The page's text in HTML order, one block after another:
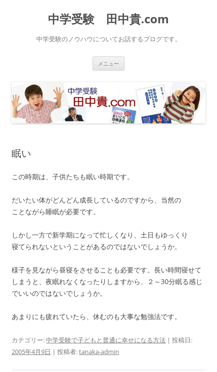
中学受験 田中貴.com
中学受験のノウハウについてお話するブログです。
メニュー
ス
キ
ッ
プ
眠い
この時期は、子供たちも眠い時期です。
だいたい体がどんどん成長しているのですから、当然の
ことながら睡眠が必要です。
しかし一方で新学期になって忙しくなり、土日もゆっくり
寝てられないということがあるのではないでしょうか。
様子を見ながら昼寝をさせることも必要です。長い時間寝せて
しまうと、夜眠れなくなったりしますから、２～30分眠る感じ
でいいのではないでしょうか。
あまりにも疲れていたら、休むのも大事な勉強法です。
カテゴリー:中学受験で子どもと普通に幸せになる方法 | 投稿日:
2005年4月9日 | 投稿者:tanaka-admin